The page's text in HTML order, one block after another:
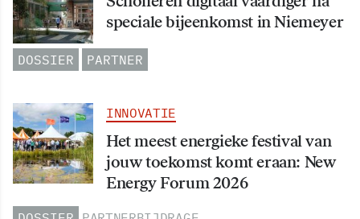
speciale bijeenkomst in Niemeyer
DOSSIER PARTNER
INNOVATIE
Het meest energieke festival van
jouw toekomst komt eraan: New
Energy Forum 2026